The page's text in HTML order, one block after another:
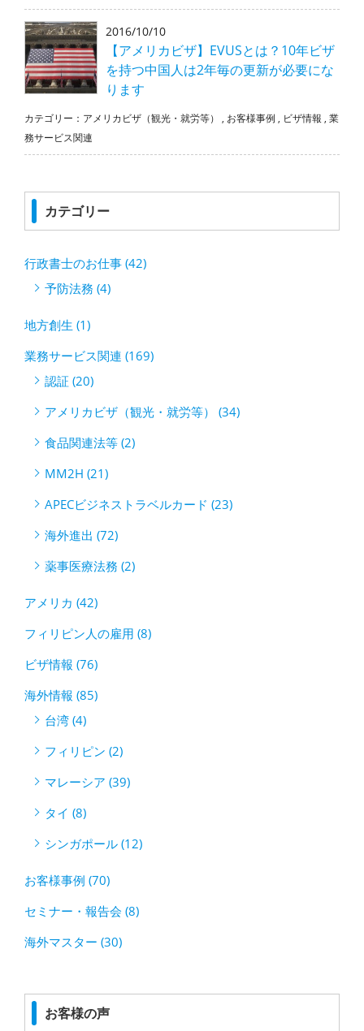
2016/10/10
【アメリカビザ】EVUSとは？10年ビザ
を持つ中国人は2年毎の更新が必要にな
ります
カテゴリー： アメリカビザ（観光・就労等） , お客様事例 , ビザ情報 , 業
務サービス関連
カテゴリー
行政書士のお仕事 (42)
予防法務 (4)
地方創生 (1)
業務サービス関連 (169)
認証 (20)
アメリカビザ（観光・就労等） (34)
食品関連法等 (2)
MM2H (21)
APECビジネストラベルカード (23)
海外進出 (72)
薬事医療法務 (2)
アメリカ (42)
フィリピン人の雇用 (8)
ビザ情報 (76)
海外情報 (85)
台湾 (4)
フィリピン (2)
マレーシア (39)
タイ (8)
シンガポール (12)
お客様事例 (70)
セミナー・報告会 (8)
海外マスター (30)
お客様の声